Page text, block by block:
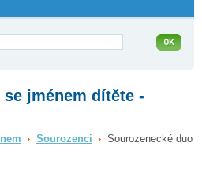
jménem dítěte -
Sourozenci
Sourozenecké duo